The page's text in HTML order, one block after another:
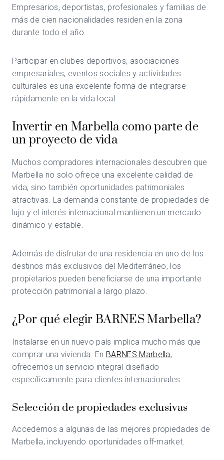
Empresarios, deportistas, profesionales y familias de
más de cien nacionalidades residen en la zona
durante todo el año.
Participar en clubes deportivos, asociaciones
empresariales, eventos sociales y actividades
culturales es una excelente forma de integrarse
rápidamente en la vida local.
Invertir en Marbella como parte de
un proyecto de vida
Muchos compradores internacionales descubren que
Marbella no solo ofrece una excelente calidad de
vida, sino también oportunidades patrimoniales
atractivas. La demanda constante de propiedades de
lujo y el interés internacional mantienen un mercado
dinámico y estable.
Además de disfrutar de una residencia en uno de los
destinos más exclusivos del Mediterráneo, los
propietarios pueden beneficiarse de una importante
protección patrimonial a largo plazo.
¿Por qué elegir BARNES Marbella?
Instalarse en un nuevo país implica mucho más que
comprar una vivienda. En BARNES Marbella,
ofrecemos un servicio integral diseñado
específicamente para clientes internacionales.
Selección de propiedades exclusivas
Accedemos a algunas de las mejores propiedades de
Marbella, incluyendo oportunidades off-market.